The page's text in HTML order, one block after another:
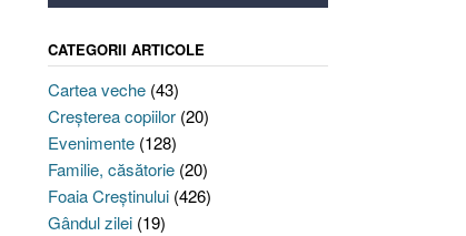
CATEGORII ARTICOLE
Cartea veche(43)
Creşterea copiilor(20)
Evenimente(128)
Familie, căsătorie(20)
Foaia Creştinului(426)
Gândul zilei(19)